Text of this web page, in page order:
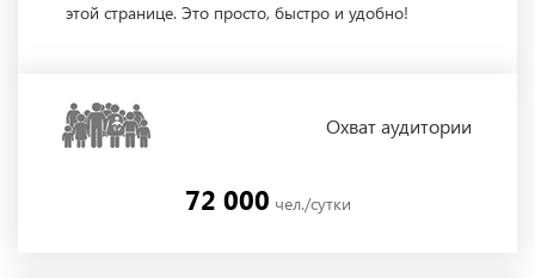
этой странице. Это просто, быстро и удобно!
Охватаудитории
72 000 чел./сутки